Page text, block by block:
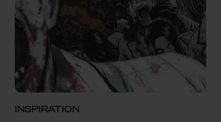
INSPIRATION